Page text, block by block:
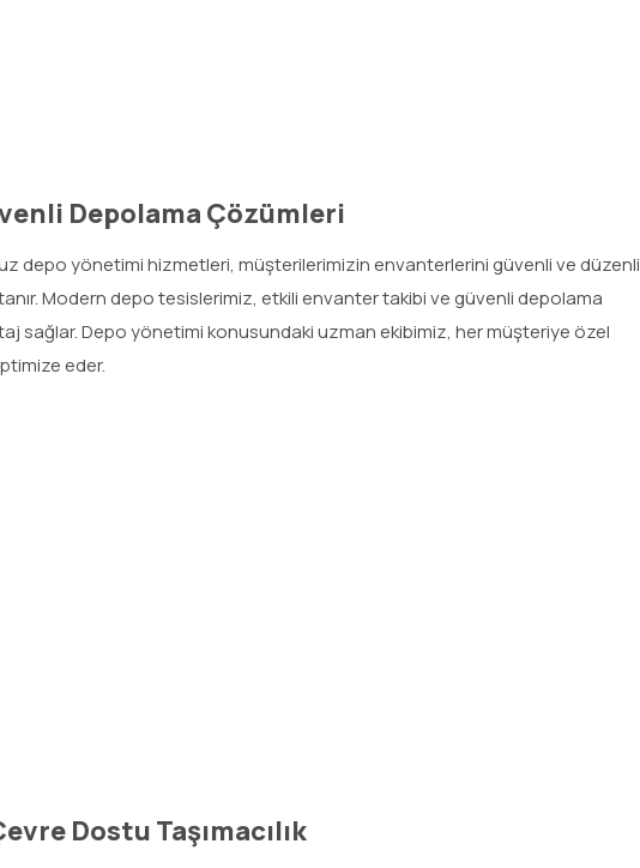
Depolama Çözümleri
depo yönetimi hizmetleri, müşterilerimizin envanterlerini güvenli ve düzenli
Modern depo tesislerimiz, etkili envanter takibi ve güvenli depolama
sağlar. Depo yönetimi konusundaki uzman ekibimiz, her müşteriye özel
eder.
Dostu Taşımacılık